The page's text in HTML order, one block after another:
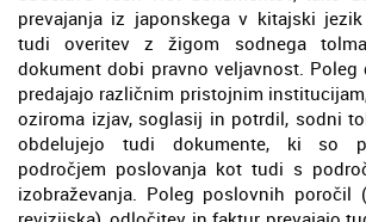
prevajanja iz japonskega v kitajski
tudi overitev z žigom sodnega
dokument dobi pravno veljavnost. Poleg
predajajo različnim pristojnim
oziroma izjav, soglasij in potrdil, sodni
obdelujejo tudi dokumente, ki so
področjem poslovanja kot tudi s
izobraževanja. Poleg poslovnih poročil